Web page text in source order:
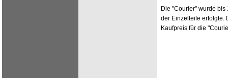
Die "Courier" wurde
der Einzelteile erfolgte.
Kaufpreis für die